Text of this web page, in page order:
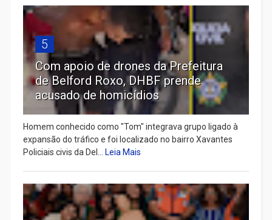
5
Com apoio de drones da Prefeitura
de Belford Roxo, DHBF prende
acusado de homicídios
Homem conhecido como "Tom" integrava grupo ligado à
expansão do tráfico e foi localizado no bairro Xavantes
Policiais civis da Del... Leia Mais